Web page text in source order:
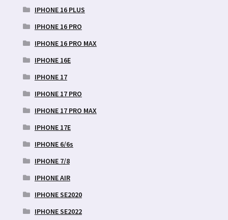
IPHONE 16 PLUS
IPHONE 16 PRO
IPHONE 16 PRO MAX
IPHONE 16E
IPHONE 17
IPHONE 17 PRO
IPHONE 17 PRO MAX
IPHONE 17E
IPHONE 6/6s
IPHONE 7/8
IPHONE AIR
IPHONE SE2020
IPHONE SE2022